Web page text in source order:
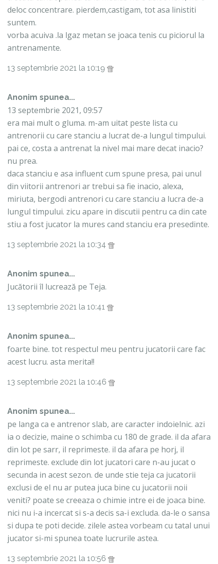
deloc concentrare. pierdem,castigam, tot asa linistiti
suntem.
vorba acuiva .la lgaz metan se joaca tenis cu piciorul la
antrenamente.
13 septembrie 2021 la 10:19
Anonim spunea...
13 septembrie 2021, 09:57
era mai mult o gluma. m-am uitat peste lista cu
antrenorii cu care stanciu a lucrat de-a lungul timpului.
pai ce, costa a antrenat la nivel mai mare decat inacio?
nu prea.
daca stanciu e asa influent cum spune presa, pai unul
din viitorii antrenori ar trebui sa fie inacio, alexa,
miriuta, bergodi antrenori cu care stanciu a lucra de-a
lungul timpului. zicu apare in discutii pentru ca din cate
stiu a fost jucator la mures cand stanciu era presedinte.
13 septembrie 2021 la 10:34
Anonim spunea...
Jucătorii îl lucrează pe Teja.
13 septembrie 2021 la 10:41
Anonim spunea...
foarte bine. tot respectul meu pentru jucatorii care fac
acest lucru. asta merita!!
13 septembrie 2021 la 10:46
Anonim spunea...
pe langa ca e antrenor slab, are caracter indoielnic. azi
ia o decizie, maine o schimba cu 180 de grade. il da afara
din lot pe sarr, il reprimeste. il da afara pe horj, il
reprimeste. exclude din lot jucatori care n-au jucat o
secunda in acest sezon. de unde stie teja ca jucatorii
exclusi de el nu ar putea juca bine cu jucatorii noii
veniti? poate se creeaza o chimie intre ei de joaca bine.
nici nu i-a incercat si s-a decis sa-i excluda. da-le o sansa
si dupa te poti decide. zilele astea vorbeam cu tatal unui
jucator si-mi spunea toate lucrurile astea.
13 septembrie 2021 la 10:56